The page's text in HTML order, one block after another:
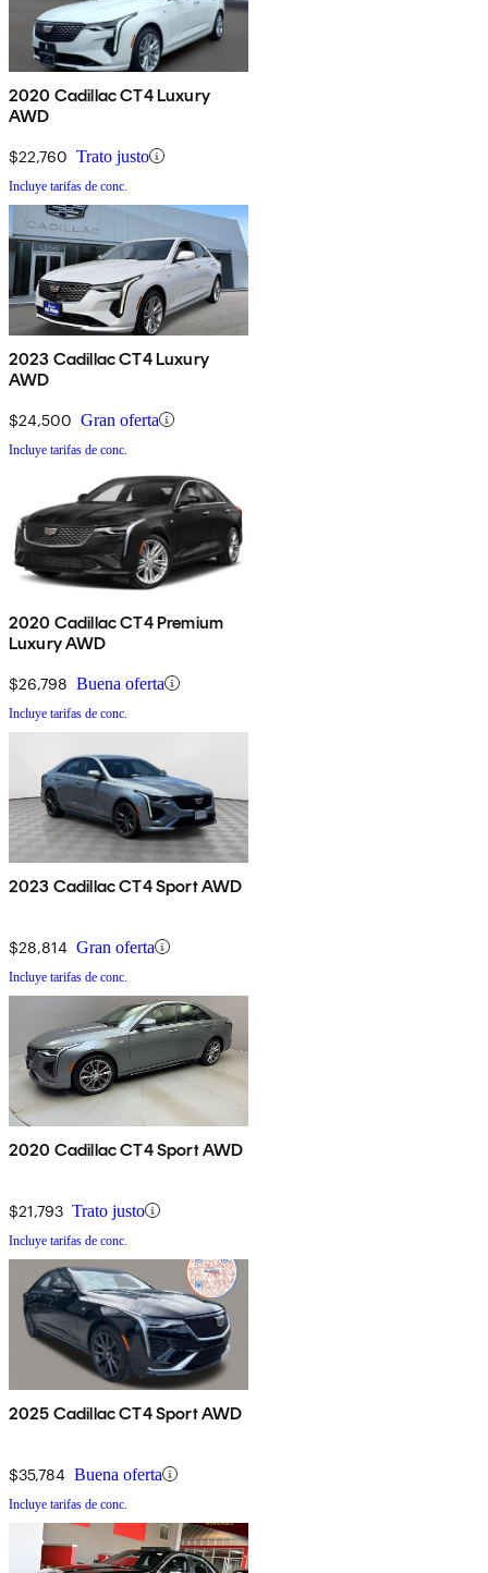
2020 Cadillac CT4 Luxury
AWD
$22,760 Trato justo
Incluye tarifas de conc.
2023 Cadillac CT4 Luxury
AWD
$24,500 Gran oferta
Incluye tarifas de conc.
2020 Cadillac CT4 Premium
Luxury AWD
$26,798 Buena oferta
Incluye tarifas de conc.
2023 Cadillac CT4 Sport AWD
$28,814 Gran oferta
Incluye tarifas de conc.
2020 Cadillac CT4 Sport AWD
$21,793 Trato justo
Incluye tarifas de conc.
2025 Cadillac CT4 Sport AWD
$35,784 Buena oferta
Incluye tarifas de conc.